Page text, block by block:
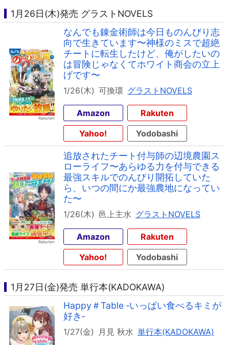
1月26日(木)発売 グラストNOVELS
なんでも錬金術師は今日ものんびり志
向で生きています〜神様のミスで超絶
チートに転生したけど、俺がしたいの
は冒険じゃなくてホワイト商会の立上
げです〜
1/26(木) 可換環 グラストNOVELS
Amazon
Rakuten
Yahoo!
Yodobashi
追放されたチート付与師の辺境農園ス
ローライフ〜あらゆる力を付与できる
最強スキルでのんびり開拓していた
ら、いつの間にか最強農地になってい
た〜
1/26(木) 邑上主水 グラストNOVELS
Amazon
Rakuten
Yahoo!
Yodobashi
1月27日(金)発売 単行本(KADOKAWA)
Happy＃Table ‐いっぱい食べるキミが
好き‐
1/27(金) 月見 秋水 単行本(KADOKAWA)